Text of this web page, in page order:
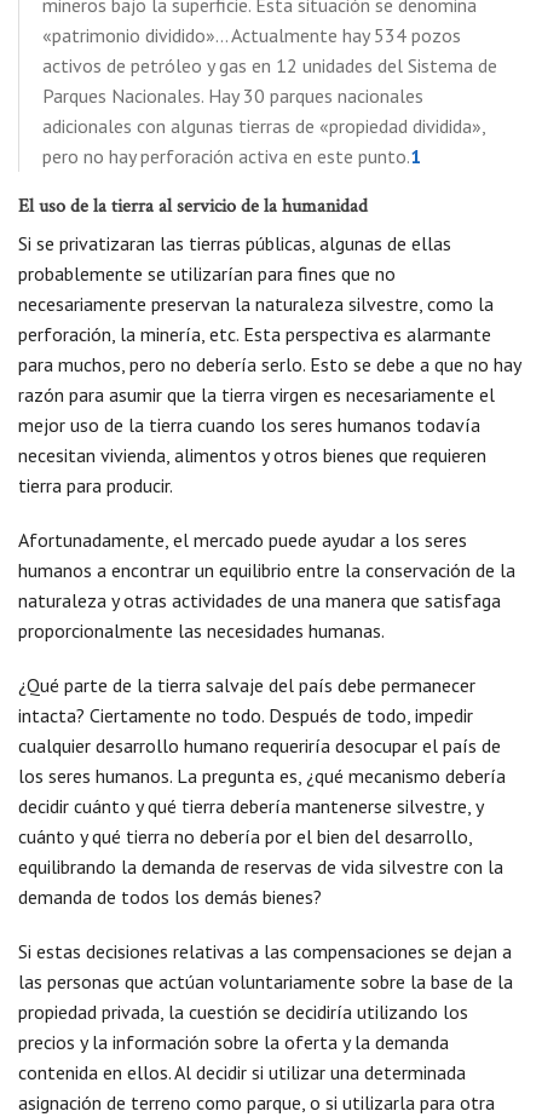
mineros bajo la superficie. Esta situación se denomina
«patrimonio dividido»… Actualmente hay 534 pozos
activos de petróleo y gas en 12 unidades del Sistema de
Parques Nacionales. Hay 30 parques nacionales
adicionales con algunas tierras de «propiedad dividida»,
pero no hay perforación activa en este punto.1
El uso de la tierra al servicio de la humanidad
Si se privatizaran las tierras públicas, algunas de ellas
probablemente se utilizarían para fines que no
necesariamente preservan la naturaleza silvestre, como la
perforación, la minería, etc. Esta perspectiva es alarmante
para muchos, pero no debería serlo. Esto se debe a que no hay
razón para asumir que la tierra virgen es necesariamente el
mejor uso de la tierra cuando los seres humanos todavía
necesitan vivienda, alimentos y otros bienes que requieren
tierra para producir.
Afortunadamente, el mercado puede ayudar a los seres
humanos a encontrar un equilibrio entre la conservación de la
naturaleza y otras actividades de una manera que satisfaga
proporcionalmente las necesidades humanas.
¿Qué parte de la tierra salvaje del país debe permanecer
intacta? Ciertamente no todo. Después de todo, impedir
cualquier desarrollo humano requeriría desocupar el país de
los seres humanos. La pregunta es, ¿qué mecanismo debería
decidir cuánto y qué tierra debería mantenerse silvestre, y
cuánto y qué tierra no debería por el bien del desarrollo,
equilibrando la demanda de reservas de vida silvestre con la
demanda de todos los demás bienes?
Si estas decisiones relativas a las compensaciones se dejan a
las personas que actúan voluntariamente sobre la base de la
propiedad privada, la cuestión se decidiría utilizando los
precios y la información sobre la oferta y la demanda
contenida en ellos. Al decidir si utilizar una determinada
asignación de terreno como parque, o si utilizarla para otra